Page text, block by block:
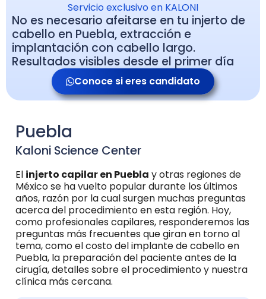
Servicio exclusivo en KALONI
No es necesario afeitarse en tu injerto de
cabello en Puebla, extracción e
implantación con cabello largo.
Resultados visibles desde el primer día
Conoce si eres candidato
Puebla
Kaloni Science Center
El injerto capilar en Puebla y otras regiones de
México se ha vuelto popular durante los últimos
años, razón por la cual surgen muchas preguntas
acerca del procedimiento en esta región. Hoy,
como profesionales capilares, responderemos las
preguntas más frecuentes que giran en torno al
tema, como el costo del implante de cabello en
Puebla, la preparación del paciente antes de la
cirugía, detalles sobre el procedimiento y nuestra
clínica más cercana.